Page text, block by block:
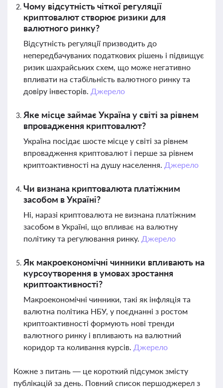
Чому відсутність чіткої регуляції
криптовалют створює ризики для
валютного ринку?
Відсутність регуляції призводить до
непередбачуваних податкових рішень і підвищує
ризик шахрайських схем, що може негативно
впливати на стабільність валютного ринку та
довіру інвесторів. Джерело
Яке місце займає Україна у світі за рівнем
впровадження криптовалют?
Україна посідає шосте місце у світі за рівнем
впровадження криптовалют і перше за рівнем
криптоактивності на душу населення. Джерело
Чи визнана криптовалюта платіжним
засобом в Україні?
Ні, наразі криптовалюта не визнана платіжним
засобом в Україні, що впливає на валютну
політику та регулювання ринку. Джерело
Як макроекономічні чинники впливають на
курсоутворення в умовах зростання
криптоактивності?
Макроекономічні чинники, такі як інфляція та
валютна політика НБУ, у поєднанні з ростом
криптоактивності формують нові тренди
валютного ринку і впливають на валютний
коридор та коливання курсів. Джерело
Кожне з питань — це короткий підсумок змісту
публікацій за день. Повний список першоджерел з